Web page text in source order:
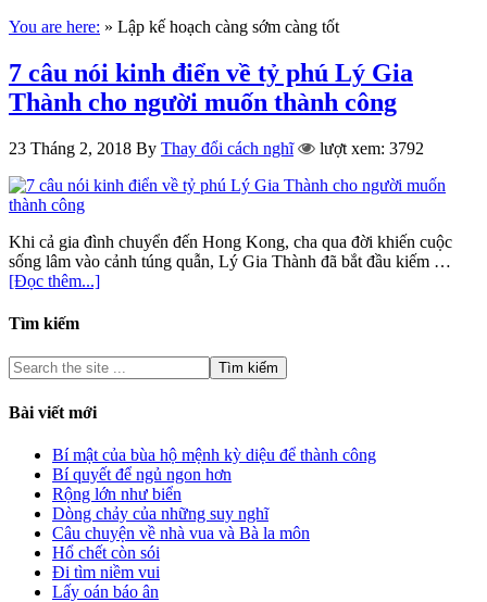
You are here: » Lập kế hoạch càng sớm càng tốt
7 câu nói kinh điển về tỷ phú Lý Gia
Thành cho người muốn thành công
23 Tháng 2, 2018 By Thay đổi cách nghĩ lượt xem: 3792
Khi cả gia đình chuyển đến Hong Kong, cha qua đời khiến cuộc
sống lâm vào cảnh túng quẫn, Lý Gia Thành đã bắt đầu kiếm …
[Đọc thêm...]
Tìm kiếm
Bài viết mới
Bí mật của bùa hộ mệnh kỳ diệu để thành công
Bí quyết để ngủ ngon hơn
Rộng lớn như biển
Dòng chảy của những suy nghĩ
Câu chuyện về nhà vua và Bà la môn
Hổ chết còn sói
Đi tìm niềm vui
Lấy oán báo ân